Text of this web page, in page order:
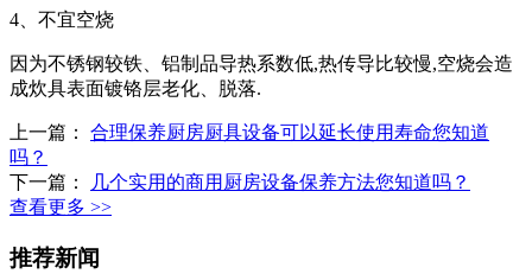
4、不宜空烧
因为不锈钢较铁、铝制品导热系数低,热传导比较慢,空烧会造
成炊具表面镀铬层老化、脱落.
上一篇： 合理保养厨房厨具设备可以延长使用寿命您知道
吗？
下一篇：
几个实用的商用厨房设备保养方法您知道吗？
查看更多 >>
推荐新闻